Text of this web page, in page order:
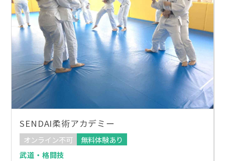
SENDAI柔術アカデミー
オンライン不可
無料体験あり
武道・格闘技